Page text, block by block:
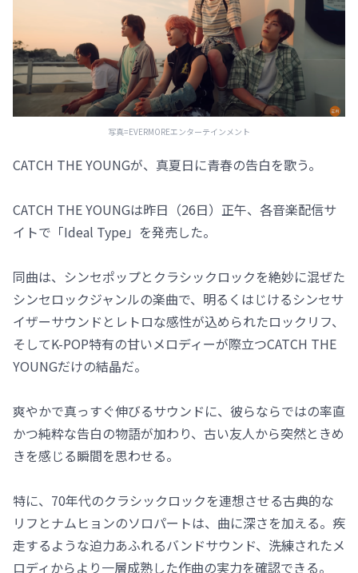
写真=EVERMOREエンターテインメント
CATCH THE YOUNGが、真夏日に青春の告白を歌う。
CATCH THE YOUNGは昨日（26日）正午、各音楽配信サ
イトで「Ideal Type」を発売した。
同曲は、シンセポップとクラシックロックを絶妙に混ぜた
シンセロックジャンルの楽曲で、明るくはじけるシンセサ
イザーサウンドとレトロな感性が込められたロックリフ、
そしてK-POP特有の甘いメロディーが際立つCATCH THE
YOUNGだけの結晶だ。
爽やかで真っすぐ伸びるサウンドに、彼らならではの率直
かつ純粋な告白の物語が加わり、古い友人から突然ときめ
きを感じる瞬間を思わせる。
特に、70年代のクラシックロックを連想させる古典的な
リフとナムヒョンのソロパートは、曲に深さを加える。疾
走するような迫力あふれるバンドサウンド、洗練されたメ
ロディからより一層成熟した作曲の実力を確認できる。